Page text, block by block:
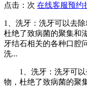
点击： 次 在线客服预约
1、洗牙：洗牙可以去
杜绝了致病菌的聚集和
牙结石相关的各种口腔
洗...
1、洗牙：洗牙可以
物，杜绝了致病菌的聚